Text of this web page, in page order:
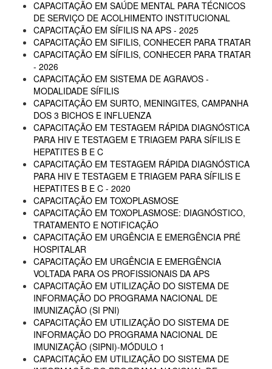
CAPACITAÇÃO EM SAÚDE MENTAL PARA TÉCNICOS
DE SERVIÇO DE ACOLHIMENTO INSTITUCIONAL
CAPACITAÇÃO EM SÍFILIS NA APS - 2025
CAPACITAÇÃO EM SIFILIS, CONHECER PARA TRATAR
CAPACITAÇÃO EM SÍFILIS, CONHECER PARA TRATAR
- 2026
CAPACITAÇÃO EM SISTEMA DE AGRAVOS -
MODALIDADE SÍFILIS
CAPACITAÇÃO EM SURTO, MENINGITES, CAMPANHA
DOS 3 BICHOS E INFLUENZA
CAPACITAÇÃO EM TESTAGEM RÁPIDA DIAGNÓSTICA
PARA HIV E TESTAGEM E TRIAGEM PARA SÍFILIS E
HEPATITES B E C
CAPACITAÇÃO EM TESTAGEM RÁPIDA DIAGNÓSTICA
PARA HIV E TESTAGEM E TRIAGEM PARA SÍFILIS E
HEPATITES B E C - 2020
CAPACITAÇÃO EM TOXOPLASMOSE
CAPACITAÇÃO EM TOXOPLASMOSE: DIAGNÓSTICO,
TRATAMENTO E NOTIFICAÇÃO
CAPACITAÇÃO EM URGÊNCIA E EMERGÊNCIA PRÉ
HOSPITALAR
CAPACITAÇÃO EM URGÊNCIA E EMERGÊNCIA
VOLTADA PARA OS PROFISSIONAIS DA APS
CAPACITAÇÃO EM UTILIZAÇÃO DO SISTEMA DE
INFORMAÇÃO DO PROGRAMA NACIONAL DE
IMUNIZAÇÃO (SI PNI)
CAPACITAÇÃO EM UTILIZAÇÃO DO SISTEMA DE
INFORMAÇÃO DO PROGRAMA NACIONAL DE
IMUNIZAÇÃO (SIPNI)-MÓDULO 1
CAPACITAÇÃO EM UTILIZAÇÃO DO SISTEMA DE